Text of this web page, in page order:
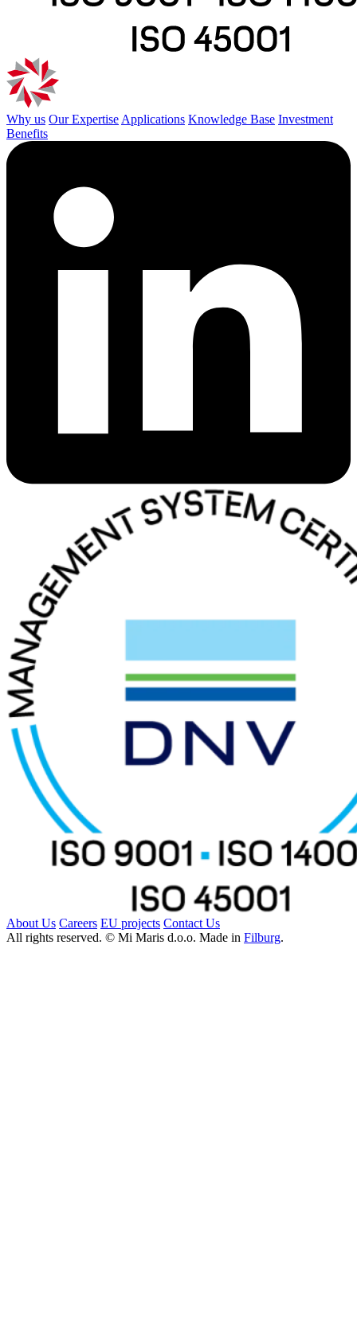
Why us Our Expertise Applications Knowledge Base Investment
Benefits
About Us Careers EU projects Contact Us
All rights reserved. © Mi Maris d.o.o. Made in Filburg.